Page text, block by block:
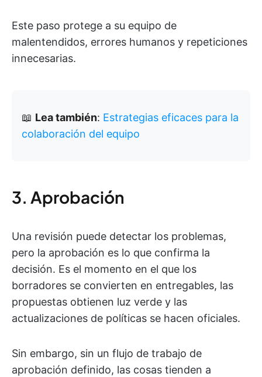
Este paso protege a su equipo de
malentendidos, errores humanos y repeticiones
innecesarias.
📖 Lea también: Estrategias eficaces para la
colaboración del equipo
3. Aprobación
Una revisión puede detectar los problemas,
pero la aprobación es lo que confirma la
decisión. Es el momento en el que los
borradores se convierten en entregables, las
propuestas obtienen luz verde y las
actualizaciones de políticas se hacen oficiales.
Sin embargo, sin un flujo de trabajo de
aprobación definido, las cosas tienden a